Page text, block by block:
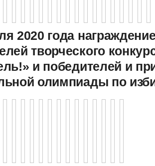
2020 года
творческого
и победителей и
олимпиады по